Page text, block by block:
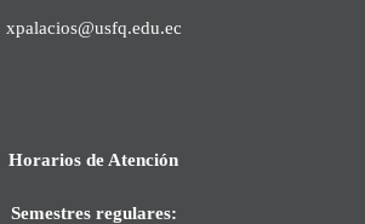
xpalacios@usfq.edu.ec
Horarios de Atención
Semestres regulares: